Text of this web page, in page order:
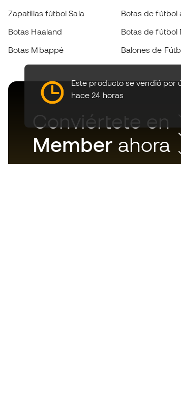
Este producto se vendió por
hace 24 horas
Zapatillas fútbol Sala
Botas Haaland
Botas Mbappé
Botas de fútbol
Botas de fútbol
Balones de
Conviértete en
Member ahora